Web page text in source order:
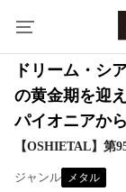
ドリーム・シ
の黄金期を迎
パイオニアか
【OSHIETAL】第
ジャンル メタル